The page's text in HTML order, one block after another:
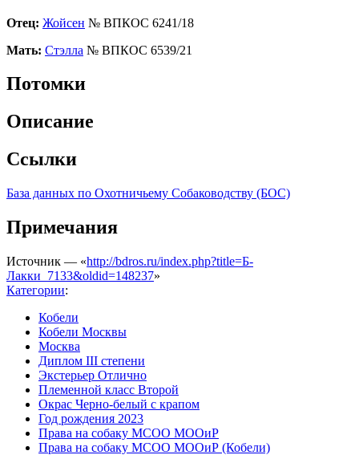
Отец: Жойсен № ВПКОС 6241/18
Мать: Стэлла № ВПКОС 6539/21
Потомки
Описание
Ссылки
База данных по Охотничьему Собаководству (БОС)
Примечания
Источник — «http://bdros.ru/index.php?title=Б-
Лакки_7133&oldid=148237»
Категории:
Кобели
Кобели Москвы
Москва
Диплом III степени
Экстерьер Отлично
Племенной класс Второй
Окрас Черно-белый с крапом
Год рождения 2023
Права на собаку МСОО МООиР
Права на собаку МСОО МООиР (Кобели)